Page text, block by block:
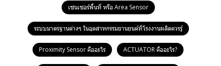
เซนเซอร์พื้นที่ หรือ Area Sensor
ระบบมาตรฐานต่างๆ ในอุตสาหกรรมยานยนต์ที่โรงงานผลิตควรรู้
Proximity Sensor คืออะไร ACTUATOR คืออะไร?